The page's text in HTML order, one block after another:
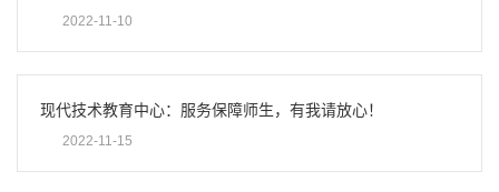
2022-11-10
现代技术教育中心：服务保障师生，有我请放心！
2022-11-15